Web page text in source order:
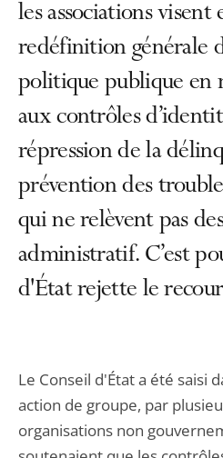
les associations
redéfinition générale
politique publique en
aux contrôles
répression de la
prévention des
qui ne relèvent pas
administratif. C’est
d'État rejette le
Le Conseil d'État a été saisi
action de groupe, par
organisations non